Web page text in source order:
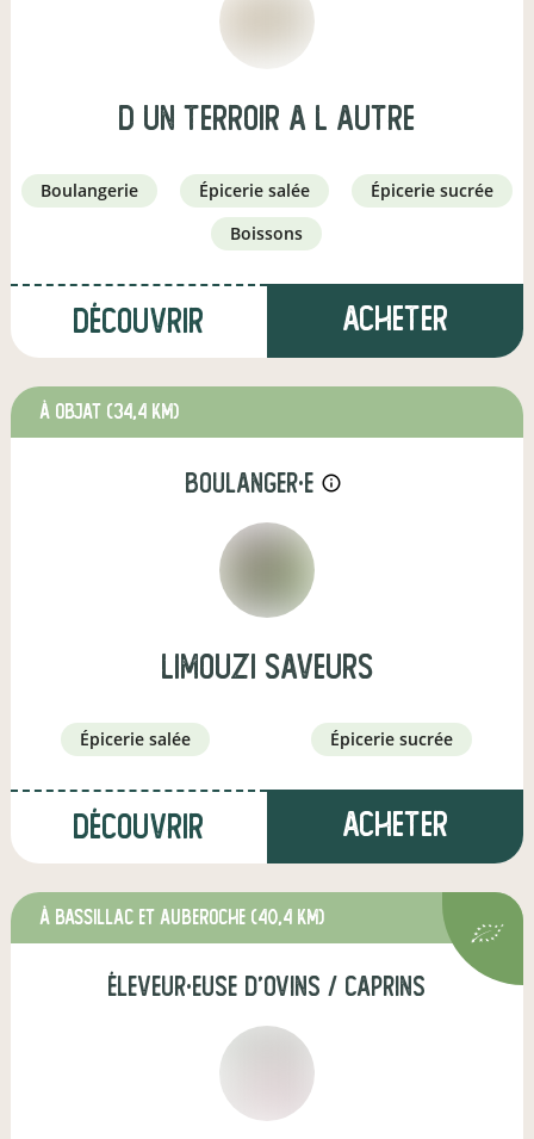
d un terroir a l autre
boulangerie épicerie salée
épicerie sucrée
boissons
Découvrir Acheter
à Objat (34,4 km)
boulanger·e info_outline
limouzi saveurs
épicerie salée épicerie sucrée
Découvrir Acheter
à Bassillac et Auberoche (40,4 km)
éleveur·euse d'ovins / caprins